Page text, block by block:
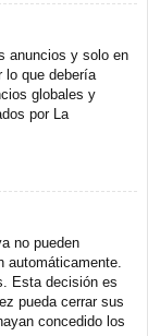
anuncios y solo en
lo que debería
globales y
por La
no pueden
automáticamente.
Esta decisión es
pueda cerrar sus
concedido los